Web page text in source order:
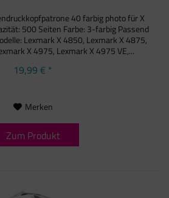
40 farbig photo für X
500 Seiten Farbe: 3-farbig Passend
Lexmark X 4850, Lexmark X 4875,
X 4975, Lexmark X 4975 VE,...
19,99 € *
Merken
Zum Produkt